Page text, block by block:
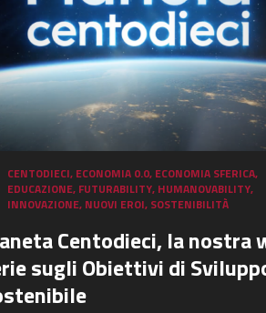
CENTODIECI, ECONOMIA 0.0, ECONOMIA SFERICA,
EDUCAZIONE, FUTURABILITY, HUMANOVABILITY,
INNOVAZIONE, NUOVI EROI, SOSTENIBILITÀ
Centodieci, la nostra
sugli Obiettivi di